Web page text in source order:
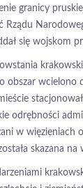
granicy
Rządu
się wojskom
obszar wcielono
odrębności
w więzieniach
skazana